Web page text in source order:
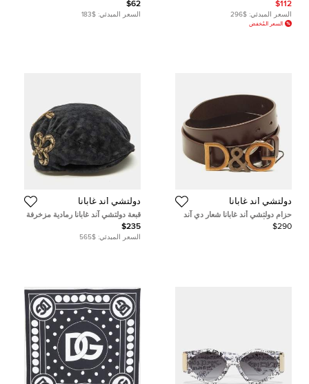
$112
السعر المبدئي: $296
السعر المُخفض
$62
السعر المبدئي: $183
دولتشي أند غابانا
حزام دولتشي أند غابانا شعار دي آند
جي جلد أسود 85 سم
$290
دولتشي أند غابانا
قبعة دولتشي آند غابانا رمادية مزخرفة
مقاس 58
$235
السعر المبدئي: $565